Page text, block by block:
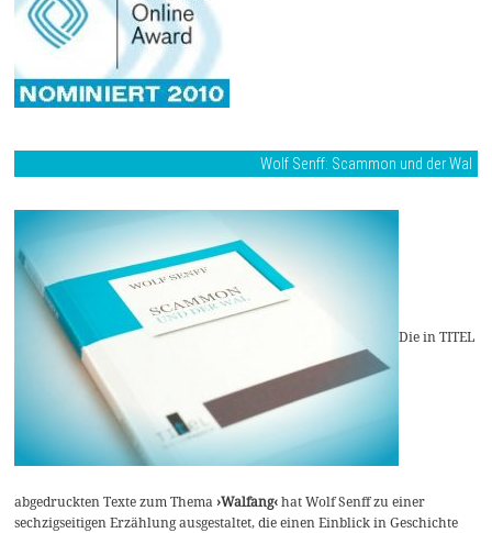
Wolf Senff: Scammon und der Wal
Die in TITEL
abgedruckten Texte zum Thema›Walfang‹hat Wolf Senff zu einer
sechzigseitigen Erzählung ausgestaltet, die einen Einblick in Geschichte